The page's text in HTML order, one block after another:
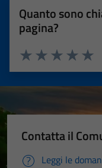
Quanto sono
pagina?
Valuta 4
Valuta 3
Valuta 2 stelle
Valuta 1 stelle su 5
Contatta il
Leggi le